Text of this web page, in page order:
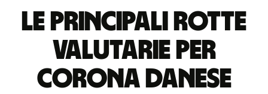
Le principali rotte
valutarie per
corona danese